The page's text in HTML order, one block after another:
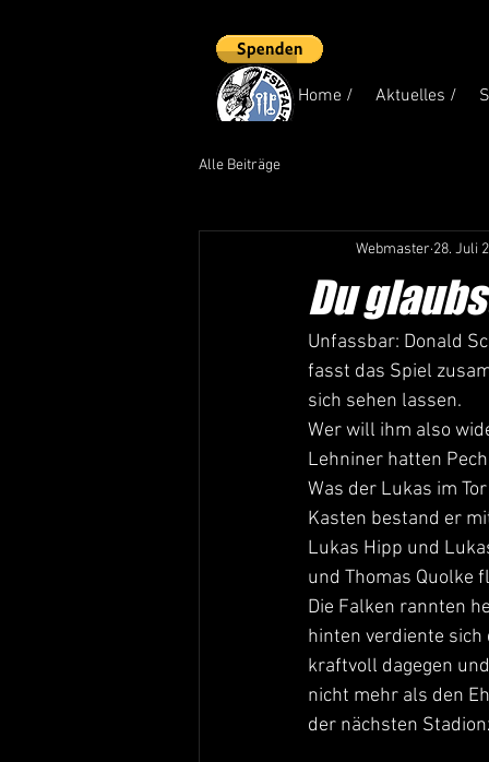
Home / Aktuelles /
Alle Beiträge
Du
Webmaster 28. Juli
Unfassbar: Donald
fasst das Spiel
sich sehen lassen.
Wer will ihm also
Lehniner hatten
Was der Lukas im
Kasten bestand er
Lukas Hipp und
und Thomas Quolke
Die Falken rannten
hinten verdiente sich
kraftvoll dagegen
nicht mehr als den
der nächsten